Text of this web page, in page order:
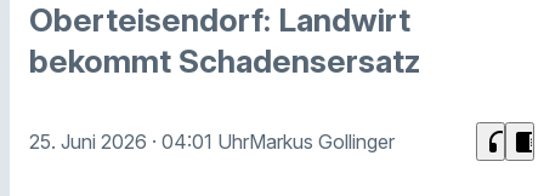
Oberteisendorf: Landwirt
bekommt Schadensersatz
25. Juni 2026 · 04:01 UhrMarkus Gollinger headphones chrome_reader_mode